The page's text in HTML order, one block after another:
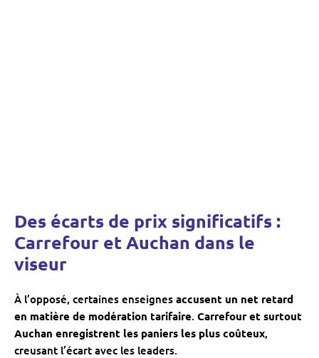
Des écarts de prix significatifs :
Carrefour et Auchan dans le
viseur
À l’opposé, certaines enseignes accusent un net retard
en matière de modération tarifaire. Carrefour et surtout
Auchan enregistrent les paniers les plus coûteux,
creusant l’écart avec les leaders.